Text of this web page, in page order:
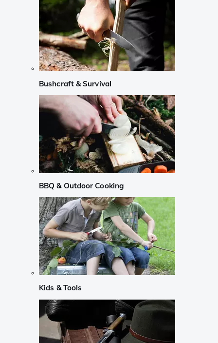
Bushcraft & Survival
BBQ & Outdoor Cooking
Kids & Tools